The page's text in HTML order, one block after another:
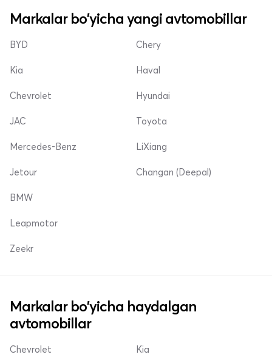
Markalar bo'yicha yangi avtomobillar
BYD
Kia
Chevrolet
Chery
Haval
Hyundai
JAC
Mercedes-Benz
Jetour
Toyota
LiXiang
Changan (Deepal)
BMW
Leapmotor
Zeekr
Markalar bo'yicha haydalgan
avtomobillar
Chevrolet Kia